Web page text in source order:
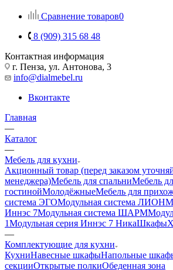
Сравнение товаров0
8 (909) 315 68 48
Контактная информация
г. Пенза, ул. Антонова, 3
info@dialmebel.ru
Вконтакте
Главная
—
Каталог
—
Мебель для кухни
Акционный товар (перед заказом
менеджера)Мебель для спальниМебель
гостинойМолодёжныеМебель для
система ЭГОМодульная система ЛИОН
Иннэс 7Модульная система ШАРМ
1Модульная серия Иннэс 7 НикаШкафы
—
Комплектующие для кухни
КухниНавесные шкафыНапольные
секцииОткрытые полкиОбеденная зона